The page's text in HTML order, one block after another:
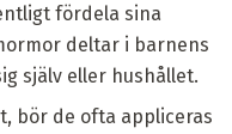
fördela sina
deltar i barnens
själv eller hushållet.
bör de ofta appliceras